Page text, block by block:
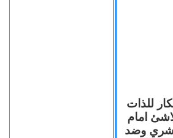
للذات
امام
وضد